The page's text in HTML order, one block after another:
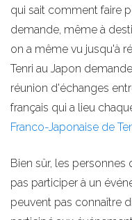
qui sait comment faire
demande, même à
on a même vu jusqu'à
Tenri au Japon
réunion d'échanges
français qui a lieu
Franco-Japonaise de
Bien sûr, les personnes
pas participer à un
peuvent pas connaître